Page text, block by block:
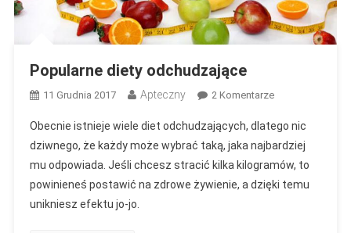
Popularne diety odchudzające
11 Grudnia 2017 Apteczny 2 KomentarzeDo
Diety
Odchudzające
Obecnie istnieje wiele diet odchudzających, dlatego nic
dziwnego, że każdy może wybrać taką, jaka najbardziej
mu odpowiada. Jeśli chcesz stracić kilka kilogramów, to
powinieneś postawić na zdrowe żywienie, a dzięki temu
unikniesz efektu jo-jo.